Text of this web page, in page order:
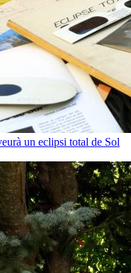
un eclipsi total de Sol